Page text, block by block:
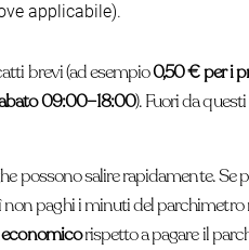
applicabile).
brevi (ad esempio0,50 € per i
09:00–18:00). Fuori da
possono salire rapidamente.
paghi i minuti del
rispetto a pagare il